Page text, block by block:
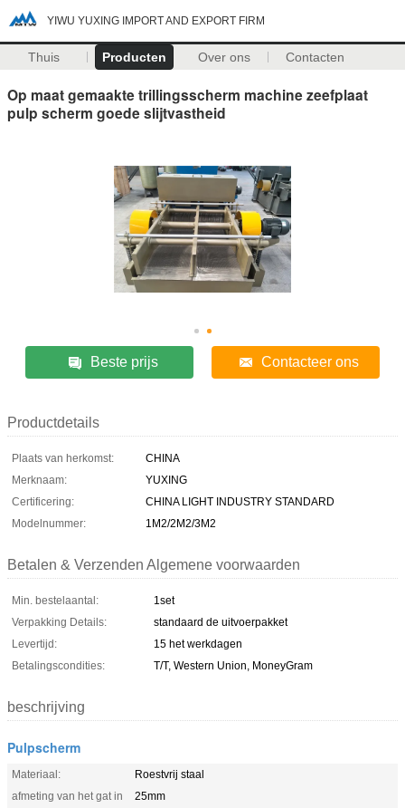
YIWU YUXING IMPORT AND EXPORT FIRM
Thuis Producten Over ons Contacten
Op maat gemaakte trillingsscherm machine zeefplaat
pulp scherm goede slijtvastheid
Beste prijs Contacteer ons
Productdetails
Plaats van herkomst:
CHINA
Merknaam:
YUXING
Certificering:
CHINA LIGHT INDUSTRY STANDARD
Modelnummer:
1M2/2M2/3M2
Betalen & Verzenden Algemene voorwaarden
Min. bestelaantal:
1set
Verpakking Details:
standaard de uitvoerpakket
Levertijd:
15 het werkdagen
Betalingscondities:
T/T, Western Union, MoneyGram
beschrijving
Pulpscherm
Materiaal:
Roestvrij staal
afmeting van het gat in
25mm